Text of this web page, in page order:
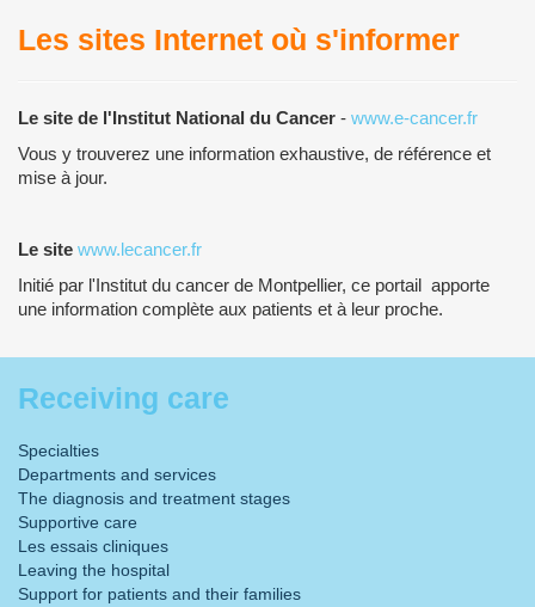
Les sites Internet où s'informer
Le site de l'Institut National du Cancer - www.e-cancer.fr
Vous y trouverez une information exhaustive, de référence et
mise à jour.
Le site www.lecancer.fr
Initié par l'Institut du cancer de Montpellier, ce portail apporte
une information complète aux patients et à leur proche.
Receiving care
Specialties
Departments and services
The diagnosis and treatment stages
Supportive care
Les essais cliniques
Leaving the hospital
Support for patients and their families